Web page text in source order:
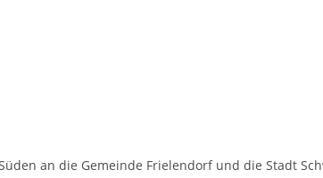
an die Gemeinde Frielendorf und die Stadt